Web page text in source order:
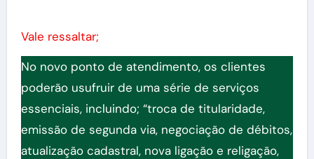
Vale ressaltar;
No novo ponto de atendimento, os clientes
poderão usufruir de uma série de serviços
essenciais, incluindo; “troca de titularidade,
emissão de segunda via, negociação de débitos,
atualização cadastral, nova ligação e religação,